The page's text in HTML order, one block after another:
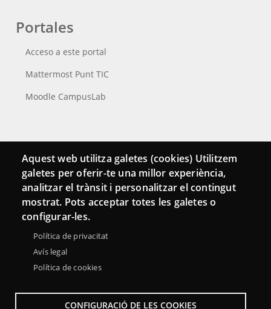
Portales
Acceso a este portal
Mattermost Punt TIC
Moodle CampusLab
Conecta
Contacto
Hemeroteca
Aquest web utilitza galetes (cookies) Utilitzem
galetes per oferir-te una millor experiència,
analitzar el trànsit i personalitzar el contingut
mostrat. Pots acceptar totes les galetes o
configurar-les.
Política de privacitat
Avís legal
Política de cookies
CONFIGURACIÓ DE LES COOKIES